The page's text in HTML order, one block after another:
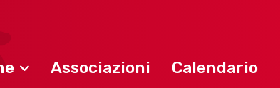
Associazioni Calendario